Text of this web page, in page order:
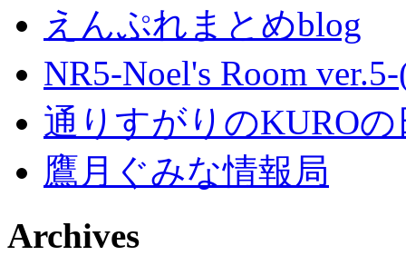
えんぷれまとめblog
NR5-Noel's Room
通りすがりのKURO
鷹月ぐみな情報局
Archives